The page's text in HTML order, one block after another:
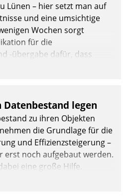
Lünen – hier setzt man auf
und eine umsichtige
Wochen sorgt
für die
-übergabe dafür, dass
und, so es sein muss,
legen
zu ihren Objekten
die Grundlage für die
und Effizienzsteigerung –
erst noch aufgebaut werden.
eine große Hilfe.